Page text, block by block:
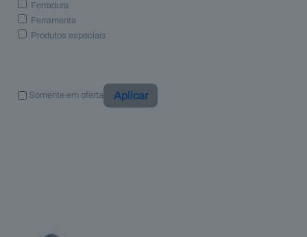
Ferradura
Ferramenta
Produtos especiais
Somente em oferta Aplicar